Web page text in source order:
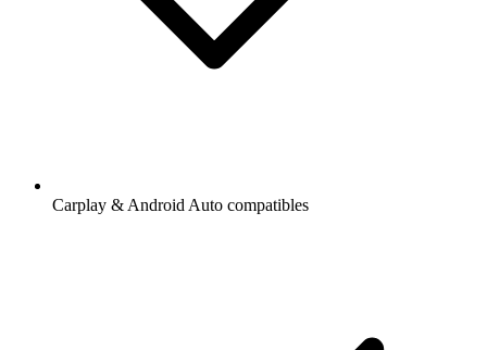
Carplay & Android Auto compatibles